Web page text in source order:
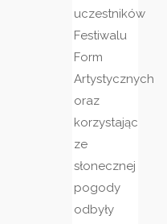
uczestników
Festiwalu
Form
Artystycznych
oraz
korzystając
ze
słonecznej
pogody
odbyły